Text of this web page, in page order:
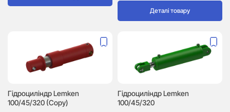
Деталі товару
Гідроциліндр Lemken
100/45/320 (Copy)
Гідроциліндр Lemken
100/45/320